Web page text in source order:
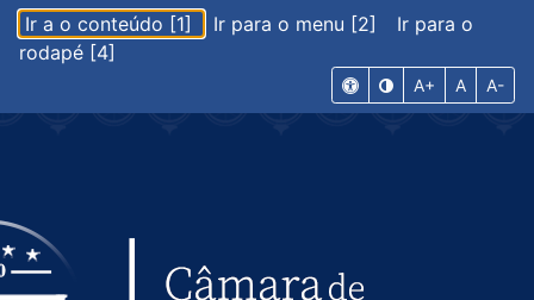
Ir a o conteúdo [1] Ir para o menu [2]
Ir para o
rodapé [4]
A+ A A-